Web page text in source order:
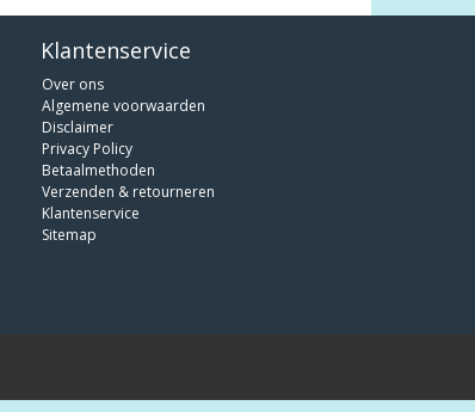
Klantenservice
Over ons
Algemene voorwaarden
Disclaimer
Privacy Policy
Betaalmethoden
Verzenden & retourneren
Klantenservice
Sitemap